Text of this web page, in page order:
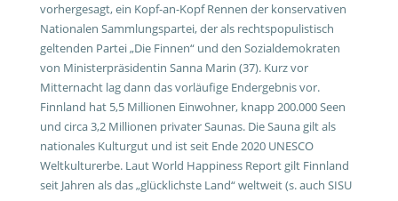
vorhergesagt, ein Kopf-an-Kopf Rennen der konservativen
Nationalen Sammlungspartei, der als rechtspopulistisch
geltenden Partei „Die Finnen“ und den Sozialdemokraten
von Ministerpräsidentin Sanna Marin (37). Kurz vor
Mitternacht lag dann das vorläufige Endergebnis vor.
Finnland hat 5,5 Millionen Einwohner, knapp 200.000 Seen
und circa 3,2 Millionen privater Saunas. Die Sauna gilt als
nationales Kulturgut und ist seit Ende 2020 UNESCO
Weltkulturerbe. Laut World Happiness Report gilt Finnland
seit Jahren als das „glücklichste Land“ weltweit (s. auch SISU